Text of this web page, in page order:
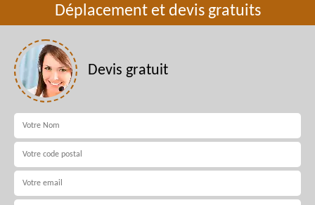
Déplacement et devis gratuits
Devis gratuit